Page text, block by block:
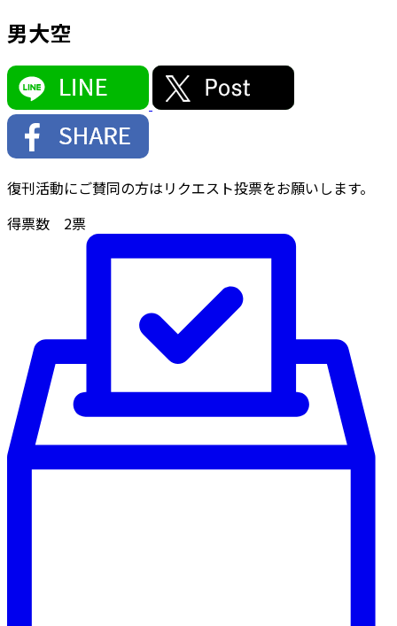
男大空
復刊活動にご賛同の方はリクエスト投票をお願いします。
得票数 2票